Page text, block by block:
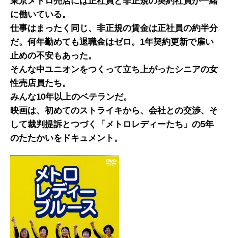
に働いている。
仕事はまったく同じ、非正規の賃金は正社員の約半分
だ。何年勤めても退職金はゼロ。 1年契約更新で雇い
止めの不安もあった。
そんな中ユニオンをつくって立ち上がったシニアの女
性売店員たち。
みんな10年以上のベテランだ。
映画は、初めてのストライキから、会社との交渉、そ
して裁判提訴とつづく「メトロレディーたち」の5年
のたたかいを ドキュメント。